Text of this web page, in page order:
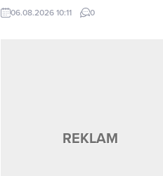
devam ederken, Şanlıurfa’da da fiyatlar
tarihi seviyelere ulaştı. Eyyübiye
06.08.2026 10:11 0
REKLAM